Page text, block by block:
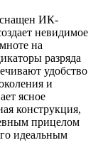
ИК-
невидимое
на
разряда
удобство
и
ясное
конструкция,
прицелом
идеальным